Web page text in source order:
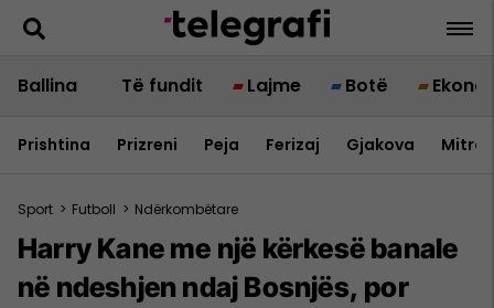
Ballina Të fundit Lajme Botë
Prishtina Prizreni Peja Ferizaj Gjakova
Sport > Futboll > Ndërkombëtare
Harry Kane me një kërkesë banale
në ndeshjen ndaj Bosnjës, por